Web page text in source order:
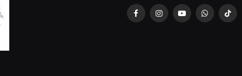
FacebookInstagramYouTubeWhatsApp